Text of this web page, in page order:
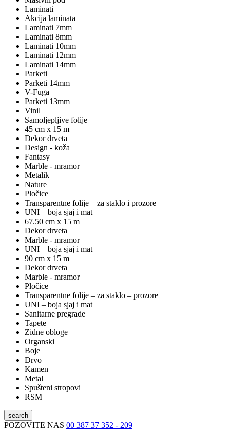
Laminati
Akcija laminata
Laminati 7mm
Laminati 8mm
Laminati 10mm
Laminati 12mm
Laminati 14mm
Parketi
Parketi 14mm
V-Fuga
Parketi 13mm
Vinil
Samoljepljive folije
45 cm x 15 m
Dekor drveta
Design - koža
Fantasy
Marble - mramor
Metalik
Nature
Pločice
Transparentne folije – za staklo i prozore
UNI – boja sjaj i mat
67.50 cm x 15 m
Dekor drveta
Marble - mramor
UNI – boja sjaj i mat
90 cm x 15 m
Dekor drveta
Marble - mramor
Pločice
Transparentne folije – za staklo – prozore
UNI – boja sjaj i mat
Sanitarne pregrade
Tapete
Zidne obloge
Organski
Boje
Drvo
Kamen
Metal
Spušteni stropovi
RSM
search
POZOVITE NAS 00 387 37 352 - 209